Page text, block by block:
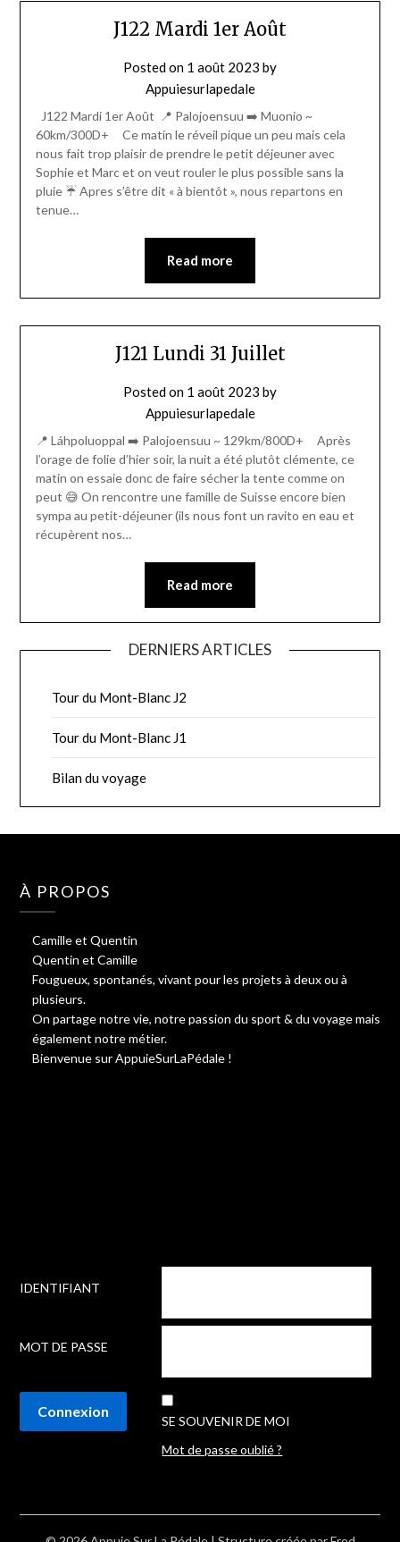
J122 Mardi 1er Août
Posted on 1 août 2023 by
Appuiesurlapedale
J122 Mardi 1er Août 📍 Palojoensuu ➡️ Muonio ~
60km/300D+ Ce matin le réveil pique un peu mais cela
nous fait trop plaisir de prendre le petit déjeuner avec
Sophie et Marc et on veut rouler le plus possible sans la
pluie ☔ Apres s’être dit « à bientôt », nous repartons en
tenue…
Read more
J121 Lundi 31 Juillet
Posted on 1 août 2023 by
Appuiesurlapedale
📍 Láhpoluoppal ➡️ Palojoensuu ~ 129km/800D+ Après
l’orage de folie d’hier soir, la nuit a été plutôt clémente, ce
matin on essaie donc de faire sécher la tente comme on
peut 😅 On rencontre une famille de Suisse encore bien
sympa au petit-déjeuner (ils nous font un ravito en eau et
récupèrent nos…
Read more
DERNIERS ARTICLES
Tour du Mont-Blanc J2
Tour du Mont-Blanc J1
Bilan du voyage
À PROPOS
Camille et Quentin
Quentin et Camille
Fougueux, spontanés, vivant pour les projets à deux ou à
plusieurs.
On partage notre vie, notre passion du sport & du voyage mais
également notre métier.
Bienvenue sur AppuieSurLaPédale !
IDENTIFIANT
MOT DE PASSE
SE SOUVENIR DE MOI
Mot de passe oublié ?